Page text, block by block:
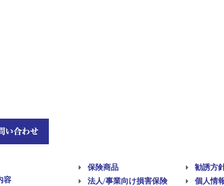
容
保険商品
法人/事業向け損害保険
勧誘方
個人情